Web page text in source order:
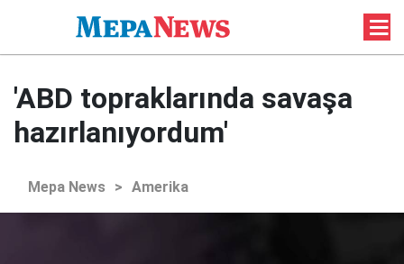
'ABD topraklarında savaşa
hazırlanıyordum'
Mepa News > Amerika